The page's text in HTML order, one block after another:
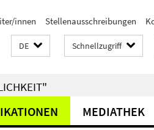
innen Stellenausschreibungen
DE Schnellzugriff
MEDIATHEK